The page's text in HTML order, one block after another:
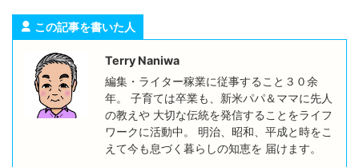
この記事を書いた人
Terry Naniwa
編集・ライター稼業に従事すること３０余
年。 子育ては卒業も、新米パパ＆ママに先人
の教えや 大切な伝統を発信することをライフ
ワークに活動中。 明治、昭和、平成と時をこ
えて今も息づく暮らしの知恵を 届けます。